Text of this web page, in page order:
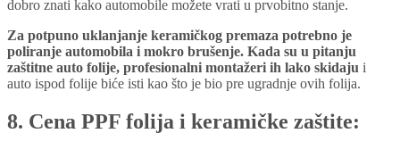
dobro znati kako automobile možete vrati u prvobitno stanje.
Za potpuno uklanjanje keramičkog premaza potrebno je
poliranje automobila i mokro brušenje. Kada su u pitanju
zaštitne auto folije, profesionalni montažeri ih lako skidaju i
auto ispod folije biće isti kao što je bio pre ugradnje ovih folija.
8. Cena PPF folija i keramičke zaštite: